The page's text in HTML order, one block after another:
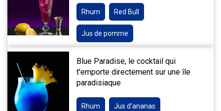
Rhum Red Bull
Jus de pomme
Blue Paradise, le cocktail qui
t'emporte directement sur une île
paradisiaque
Rhum Jus d'ananas